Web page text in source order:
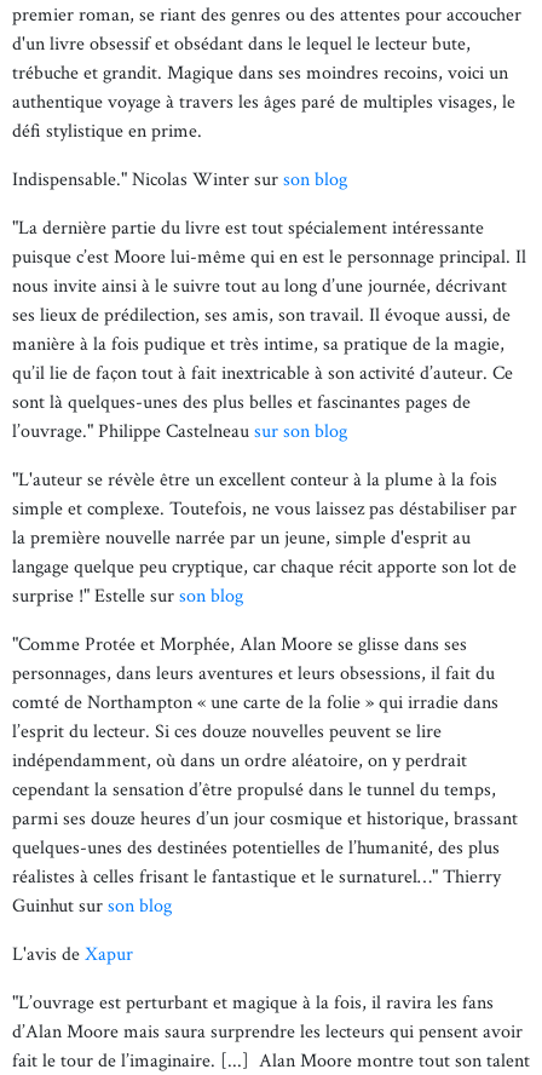
premier roman, se riant des genres ou des attentes pour accoucher
d'un livre obsessif et obsédant dans le lequel le lecteur bute,
trébuche et grandit. Magique dans ses moindres recoins, voici un
authentique voyage à travers les âges paré de multiples visages, le
défi stylistique en prime.
Indispensable." Nicolas Winter surson blog
"La dernière partie du livre est tout spécialement intéressante
puisque c’est Moore lui-même qui en est le personnage principal. Il
nous invite ainsi à le suivre tout au long d’une journée, décrivant
ses lieux de prédilection, ses amis, son travail. Il évoque aussi, de
manière à la fois pudique et très intime, sa pratique de la magie,
qu’il lie de façon tout à fait inextricable à son activité d’auteur. Ce
sont là quelques-unes des plus belles et fascinantes pages de
l’ouvrage." Philippe Castelneausur son blog
"L'auteur se révèle être un excellent conteur à la plume à la fois
simple et complexe. Toutefois, ne vous laissez pas déstabiliser par
la première nouvelle narrée par un jeune, simple d'esprit au
langage quelque peu cryptique, car chaque récit apporte son lot de
surprise !" Estelle surson blog
"Comme Protée et Morphée, Alan Moore se glisse dans ses
personnages, dans leurs aventures et leurs obsessions, il fait du
comté de Northampton « une carte de la folie » qui irradie dans
l’esprit du lecteur. Si ces douze nouvelles peuvent se lire
indépendamment, où dans un ordre aléatoire, on y perdrait
cependant la sensation d’être propulsé dans le tunnel du temps,
parmi ses douze heures d’un jour cosmique et historique, brassant
quelques-unes des destinées potentielles de l’humanité, des plus
réalistes à celles frisant le fantastique et le surnaturel…" Thierry
Guinhut surson blog
L'avis deXapur
"L’ouvrage est perturbant et magique à la fois, il ravira les fans
d’Alan Moore mais saura surprendre les lecteurs qui pensent avoir
fait le tour de l’imaginaire. [...] Alan Moore montre tout son talent